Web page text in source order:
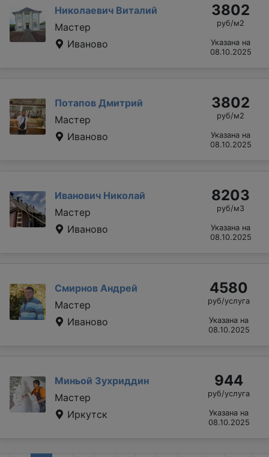
Николаевич Виталий
Мастер
Иваново
3802
руб/м2
Указана на
08.10.2025
Потапов Дмитрий
Мастер
Иваново
3802
руб/м2
Указана на
08.10.2025
Иванович Николай
Мастер
Иваново
8203
руб/м3
Указана на
08.10.2025
Смирнов Андрей
Мастер
Иваново
4580
руб/услуга
Указана на
08.10.2025
Миньой Зухриддин
Мастер
Иркутск
944
руб/услуга
Указана на
08.10.2025